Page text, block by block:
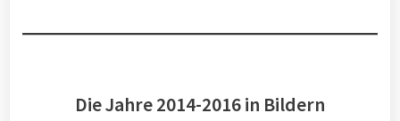
Die Jahre 2014-2016 in Bildern